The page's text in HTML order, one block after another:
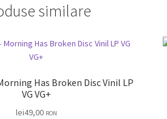
similare
Has Broken Disc Vinil LP
VG VG+
lei49,00 RON